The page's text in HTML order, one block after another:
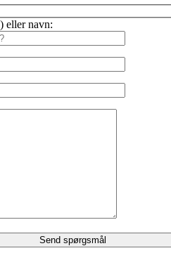
eller navn: